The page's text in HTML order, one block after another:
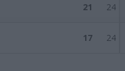
21 24
17 24